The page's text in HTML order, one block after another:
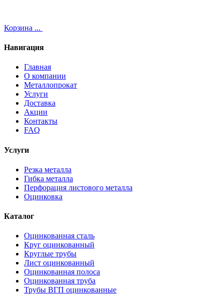
Корзина ...
Навигация
Главная
О компании
Металлопрокат
Услуги
Доставка
Акции
Контакты
FAQ
Услуги
Резка металла
Гибка металла
Перфорация листового металла
Оцинковка
Каталог
Оцинкованная сталь
Круг оцинкованный
Круглые трубы
Лист оцинкованный
Оцинкованная полоса
Оцинкованная труба
Трубы ВГП оцинкованные